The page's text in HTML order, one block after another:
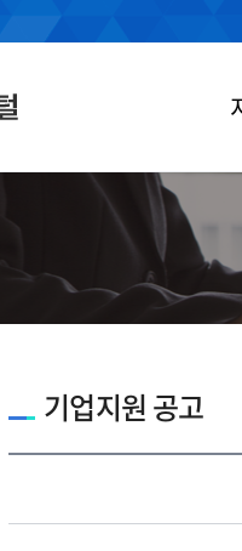
기업지원 공고